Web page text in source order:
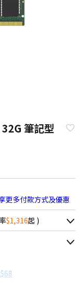
筆記型
更多付款方式及優惠
$1,316起 )
為主
配合銀行/業者